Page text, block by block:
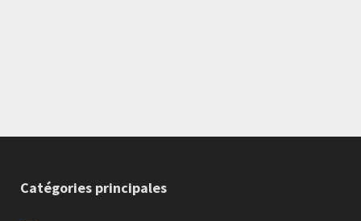
Catégories principales